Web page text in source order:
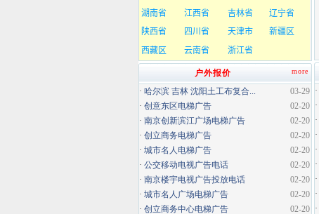
·
·
·
·
·
·
·
·
·
more
户外报价
03-29
· 哈尔滨 吉林 沈阳土工布复合...
02-20
· 创意东区电梯广告
02-20
· 南京创新滨江广场电梯广告
02-20
· 创立商务电梯广告
02-20
· 城市名人电梯广告
02-20
· 公交移动电视广告电话
02-20
· 南京楼宇电视广告投放电话
02-20
· 城市名人广场电梯广告
02-20
· 创立商务中心电梯广告